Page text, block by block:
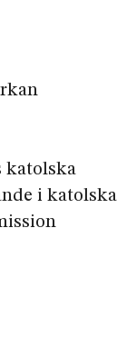
katolska
i katolska